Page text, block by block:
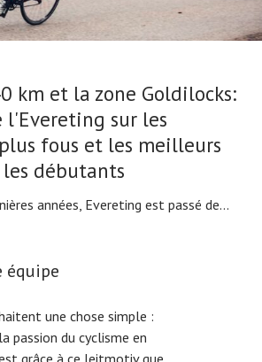
km et la zone Goldilocks:
l'Evereting sur les
fous et les meilleurs
débutants
années, Evereting est passé de...
équipe
une chose simple :
passion du cyclisme en